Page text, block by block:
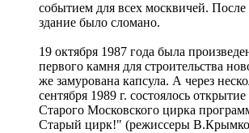
событием для всех москвичей. После
здание было сломано.
19 октября 1987 года была
первого камня для строительства
же замурована капсула. А через
сентября 1989 г. состоялось
Старого Московского цирка
Старый цирк!" (режиссеры